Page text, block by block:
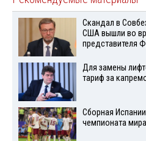
Скандал в
США вышли во
представителя
Для замены
тариф за
Сборная
чемпионата мира